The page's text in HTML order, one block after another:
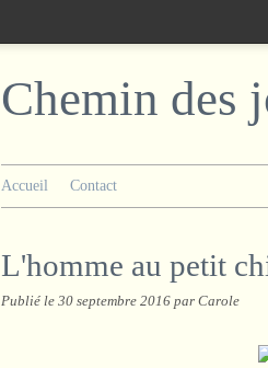
Chemin des
Accueil Contact
L'homme au petit
Publié le 30 septembre 2016 par Carole